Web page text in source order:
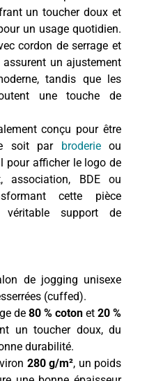
un toucher doux et
un usage quotidien.
cordon de serrage et
un ajustement
tandis que les
une touche de
conçu pour être
soit par
broderieou
pour afficher le logo de
association, BDE ou
cette pièce
support de
de jogging unisexe
(cuffed).
de 80 % coton et 20 %
un toucher doux, du
durabilité.
280 g/m², un poids